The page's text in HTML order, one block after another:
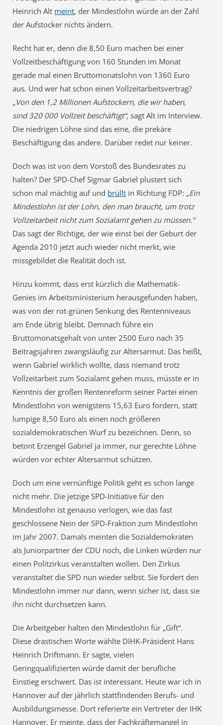
Heinrich Alt meint, der Mindestlohn würde an der Zahl
der Aufstocker nichts ändern.
Recht hat er, denn die 8,50 Euro machen bei einer
Vollzeitbeschäftigung von 160 Stunden im Monat
gerade mal einen Bruttomonatslohn von 1360 Euro
aus. Und wer hat schon einen Vollzeitarbeitsvertrag?
„Von den 1,2 Millionen Aufstockern, die wir haben,
sind 320 000 Vollzeit beschäftigt“, sagt Alt im Interview.
Die niedrigen Löhne sind das eine, die prekäre
Beschäftigung das andere. Darüber redet nur keiner.
Doch was ist von dem Vorstoß des Bundesrates zu
halten? Der SPD-Chef Sigmar Gabriel plustert sich
schon mal mächtig auf und brüllt in Richtung FDP: „Ein
Mindestlohn ist der Lohn, den man braucht, um trotz
Vollzeitarbeit nicht zum Sozialamt gehen zu müssen.“
Das sagt der Richtige, der wie einst bei der Geburt der
Agenda 2010 jetzt auch wieder nicht merkt, wie
missgebildet die Realität doch ist.
Hinzu kommt, dass erst kürzlich die Mathematik-
Genies im Arbeitsministerium herausgefunden haben,
was von der rot-grünen Senkung des Rentenniveaus
am Ende übrig bleibt. Demnach führe ein
Bruttomonatsgehalt von unter 2500 Euro nach 35
Beitragsjahren zwangsläufig zur Altersarmut. Das heißt,
wenn Gabriel wirklich wollte, dass niemand trotz
Vollzeitarbeit zum Sozialamt gehen muss, müsste er in
Kenntnis der großen Rentenreform seiner Partei einen
Mindestlohn von wenigstens 15,63 Euro fordern, statt
lumpige 8,50 Euro als einen noch größeren
sozialdemokratischen Wurf zu bezeichnen. Denn, so
betont Erzengel Gabriel ja immer, nur gerechte Löhne
würden vor echter Altersarmut schützen.
Doch um eine vernünftige Politik geht es schon lange
nicht mehr. Die jetzige SPD-Initiative für den
Mindestlohn ist genauso verlogen, wie das fast
geschlossene Nein der SPD-Fraktion zum Mindestlohn
im Jahr 2007. Damals meinten die Sozialdemokraten
als Juniorpartner der CDU noch, die Linken würden nur
einen Politzirkus veranstalten wollen. Den Zirkus
veranstaltet die SPD nun wieder selbst. Sie fordert den
Mindestlohn immer nur dann, wenn sicher ist, dass sie
ihn nicht durchsetzen kann.
Die Arbeitgeber halten den Mindestlohn für „Gift“.
Diese drastischen Worte wählte DIHK-Präsident Hans
Heinrich Driftmann. Er sagte, vielen
Geringqualifizierten würde damit der berufliche
Einstieg erschwert. Das ist interessant. Heute war ich in
Hannover auf der jährlich stattfindenden Berufs- und
Ausbildungsmesse. Dort referierte ein Vertreter der IHK
Hannover. Er meinte, dass der Fachkräftemangel in